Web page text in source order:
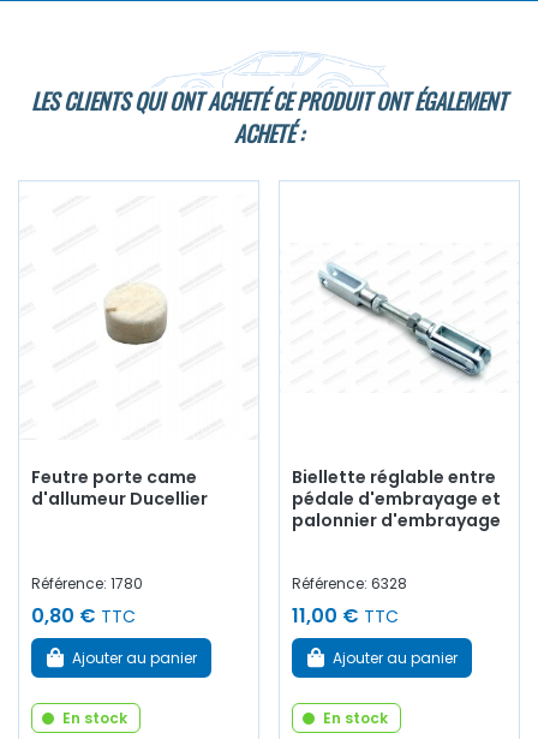
LES CLIENTS QUI ONT ACHETÉ CE PRODUIT ONT ÉGALEMENT
ACHETÉ :
Feutre porte came
d'allumeur Ducellier
Référence: 1780
0,80 € TTC
Ajouter au panier
En stock
Biellette réglable entre
pédale d'embrayage et
palonnier d'embrayage
Référence: 6328
11,00 € TTC
Ajouter au panier
En stock